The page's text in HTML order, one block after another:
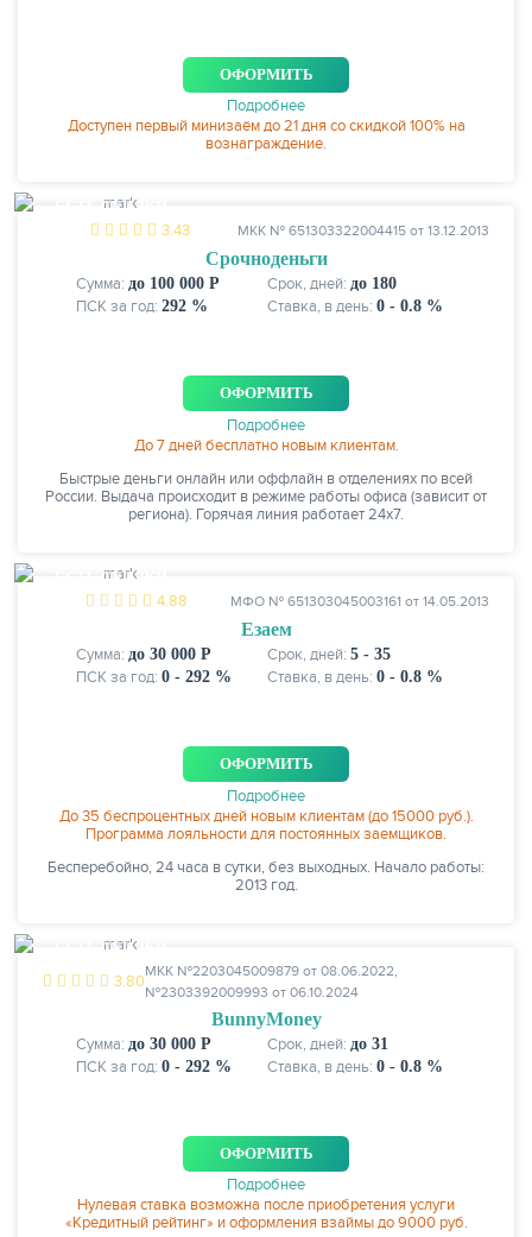
ОФОРМИТЬ
Подробнее
Доступен первый минизаём до 21 дня со скидкой 100% на
вознаграждение.
ЕСТЬ СКИДКИ
3.43 МКК № 651303322004415 от 13.12.2013
Срочноденьги
Сумма: до 100 000 Р Срок, дней: до 180
ПСК за год: 292 % Ставка, в день: 0 - 0.8 %
ОФОРМИТЬ
Подробнее
До 7 дней бесплатно новым клиентам.
Быстрые деньги онлайн или оффлайн в отделениях по всей
России. Выдача происходит в режиме работы офиса (зависит от
региона). Горячая линия работает 24х7.
ЕСТЬ СКИДКИ
4.88 МФО № 651303045003161 от 14.05.2013
Езаем
Сумма: до 30 000 Р Срок, дней: 5 - 35
ПСК за год: 0 - 292 % Ставка, в день: 0 - 0.8 %
ОФОРМИТЬ
Подробнее
До 35 беспроцентных дней новым клиентам (до 15000 руб.).
Программа лояльности для постоянных заемщиков.
Бесперебойно, 24 часа в сутки, без выходных. Начало работы:
2013 год.
ЕСТЬ СКИДКИ
3.80
МКК №2203045009879 от 08.06.2022,
№2303392009993 от 06.10.2024
BunnyMoney
Сумма: до 30 000 Р Срок, дней: до 31
ПСК за год: 0 - 292 % Ставка, в день: 0 - 0.8 %
ОФОРМИТЬ
Подробнее
Нулевая ставка возможна после приобретения услуги
«Кредитный рейтинг» и оформления взаймы до 9000 руб.